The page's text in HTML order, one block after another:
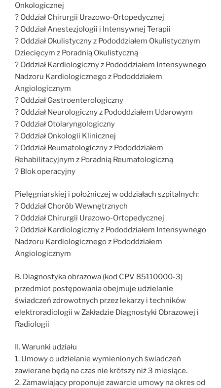
Onkologicznej
? Oddział Chirurgii Urazowo-Ortopedycznej
? Oddział Anestezjologii i Intensywnej Terapii
? Oddział Okulistyczny z Pododdziałem Okulistycznym
Dziecięcym z Poradnią Okulistyczną
? Oddział Kardiologiczny z Pododdziałem Intensywnego
Nadzoru Kardiologicznego z Pododdziałem
Angiologicznym
? Oddział Gastroenterologiczny
? Oddział Neurologiczny z Pododdziałem Udarowym
? Oddział Otolaryngologiczny
? Oddział Onkologii Klinicznej
? Oddział Reumatologiczny z Pododdziałem
Rehabilitacyjnym z Poradnią Reumatologiczną
? Blok operacyjny
Pielęgniarskiej i położniczej w oddziałach szpitalnych:
? Oddział Chorób Wewnętrznych
? Oddział Chirurgii Urazowo-Ortopedycznej
? Oddział Kardiologiczny z Pododdziałem Intensywnego
Nadzoru Kardiologicznego z Pododdziałem
Angiologicznym
B. Diagnostyka obrazowa (kod CPV 85110000-3)
przedmiot postępowania obejmuje udzielanie
świadczeń zdrowotnych przez lekarzy i techników
elektroradiologii w Zakładzie Diagnostyki Obrazowej i
Radiologii
II. Warunki udziału
1. Umowy o udzielanie wymienionych świadczeń
zawierane będą na czas nie krótszy niż 3 miesiące.
2. Zamawiający proponuje zawarcie umowy na okres od